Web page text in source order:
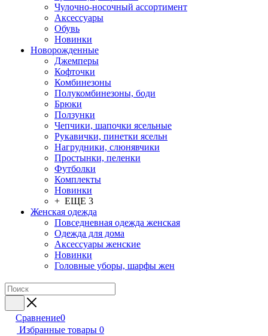
Чулочно-носочный ассортимент
Аксессуары
Обувь
Новинки
Новорожденные
Джемперы
Кофточки
Комбинезоны
Полукомбинезоны, боди
Брюки
Ползунки
Чепчики, шапочки ясельные
Рукавички, пинетки ясельн
Нагрудники, слюнявчики
Простынки, пеленки
Футболки
Комплекты
Новинки
+ ЕЩЕ 3
Женская одежда
Повседневная одежда женская
Одежда для дома
Аксессуары женские
Новинки
Головные уборы, шарфы жен
Сравнение0
Избранные товары 0